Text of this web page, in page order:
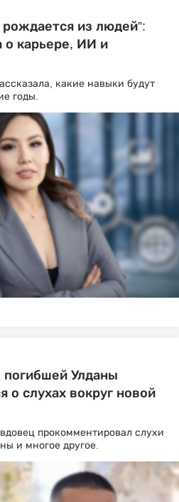
рождается из людей”:
о карьере, ИИ и
какие навыки будут
годы.
Улданы
о слухах вокруг новой
прокомментировал слухи
и многое другое.